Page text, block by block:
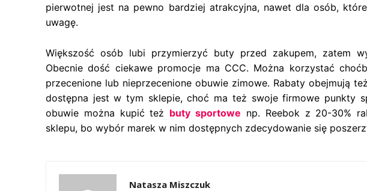
pierwotnej jest na pewno bardziej atrakcyjna, nawet dla osób,
uwagę.
Większość osób lubi przymierzyć buty przed zakupem, zatem
Obecnie dość ciekawe promocje ma CCC. Można korzystać
przecenione lub nieprzecenione obuwie zimowe. Rabaty obejmują
dostępna jest w tym sklepie, choć ma też swoje firmowe punkty
obuwie można kupić też buty sportowe np. Reebok z 20-30%
sklepu, bo wybór marek w nim dostępnych zdecydowanie się
Natasza Miszczuk